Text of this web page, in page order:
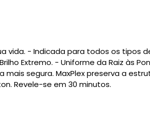
vida. - Indicada para todos os
Extremo. - Uniforme da Raiz às
segura. MaxPlex preserva a
Revele-se em 30 minutos.